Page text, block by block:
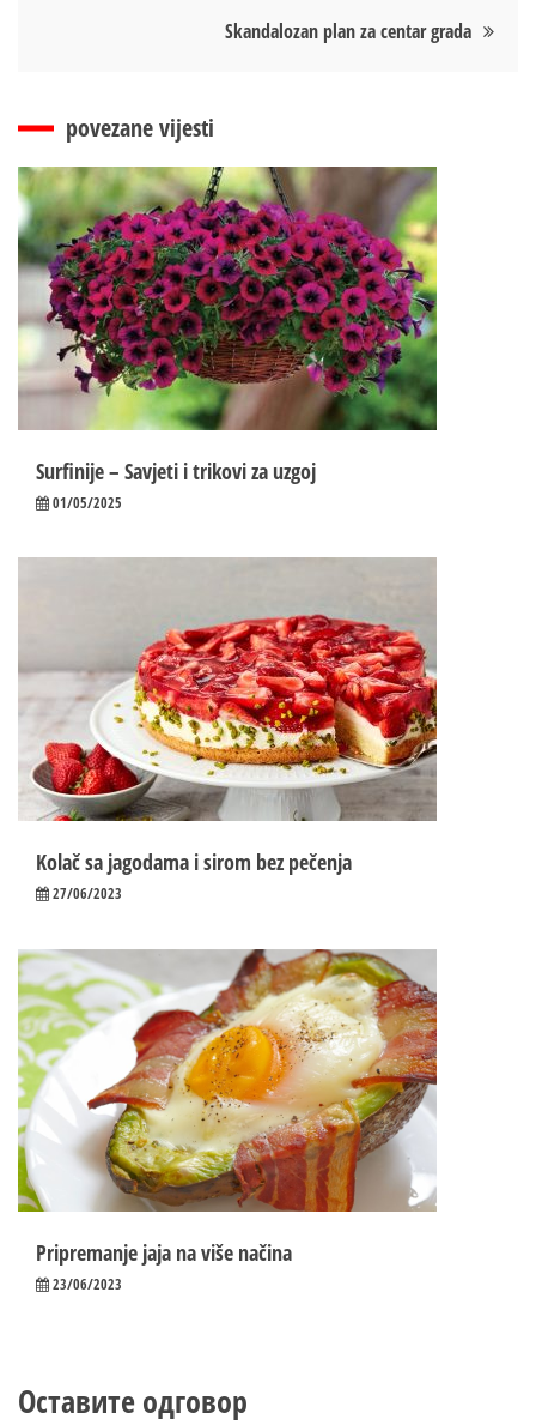
Skandalozan plan za centar grada
povezane vijesti
Surfinije – Savjeti i trikovi za uzgoj
01/05/2025
Kolač sa jagodama i sirom bez pečenja
27/06/2023
Pripremanje jaja na više načina
23/06/2023
Оставите одговор